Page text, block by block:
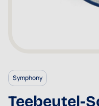
Symphony
Teebeutel-